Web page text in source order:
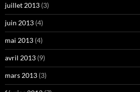
juillet 2013 (3)
juin 2013 (4)
mai 2013 (4)
avril 2013 (9)
mars 2013 (3)